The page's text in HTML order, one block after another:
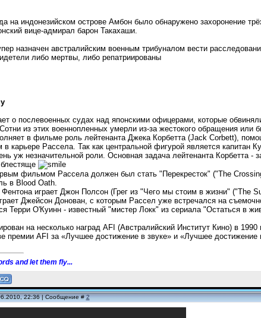
на индонезийском острове Амбон было обнаружено захоронение
вице-адмирал барон Такахаши.
назначен австралийским военным трибуналом вести
либо мертвы, либо репатриированы
о послевоенных судах над японскими офицерами, которые
из этих военнопленных умерли из-за жестокого обращения или
в фильме роль лейтенанта Джека Корбетта (Jack Corbett),
карьере Рассела. Так как центральной фигурой является капитан
уж незначительной роли. Основная задача лейтенанта Корбетта
фильмом Рассела должен был стать "Перекресток" ("The
в Blood Oath.
играет Джон Полсон (Грег из "Чего мы стоим в жизни" ("The
Джейсон Донован, с которым Рассел уже встречался на
Терри О'Куинн - известный "мистер Локк" из сериала "Остаться в
на несколько наград AFI (Австралийский Институт Кино) в
премии AFI за «Лучшее достижение в звуке» и «Лучшее достижение
and let them fly...
22:36 | Сообщение #2